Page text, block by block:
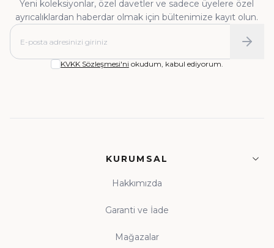
Yeni koleksiyonlar, özel davetler ve sadece üyelere özel
ayrıcalıklardan haberdar olmak için bültenimize kayıt olun.
KVKK Sözleşmesi'ni okudum, kabul ediyorum.
KURUMSAL
Hakkımızda
Garanti ve İade
Mağazalar